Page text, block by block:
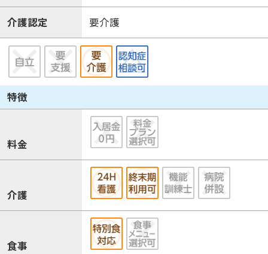
介護認定 要介護
特徴
料金
介護
食事